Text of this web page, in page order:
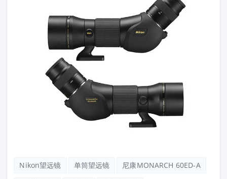
Nikon望远镜 单筒望远镜 尼康MONARCH 60ED-A